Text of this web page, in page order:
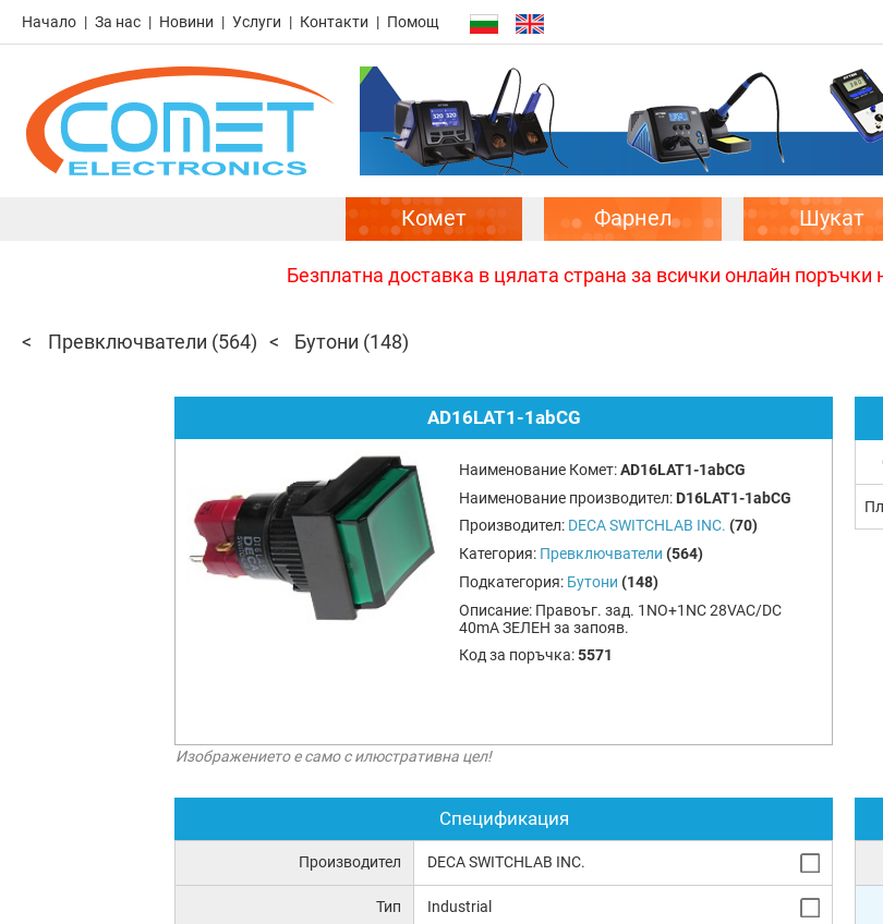
Начало За нас Новини Услуги Контакти Помощ
Комет Фарнел Шукат
Безплатна доставка в цялата страна за всички онлайн
Превключватели (564) Бутони (148)
AD16LAT1-1abCG
Наименование Комет:AD16LAT1-1abCG
Наименование производител: D16LAT1-1abCG
Производител: DECA SWITCHLAB INC. (70)
Категория: Превключватели (564)
Подкатегория: Бутони (148)
Описание: Правоъг. зад. 1NO+1NC 28VAC/DC
40mA ЗЕЛЕН за запояв.
Код за поръчка:5571
Изображението е само с илюстративна цел!
Спецификация
Производител DECA SWITCHLAB INC.
Тип Industrial